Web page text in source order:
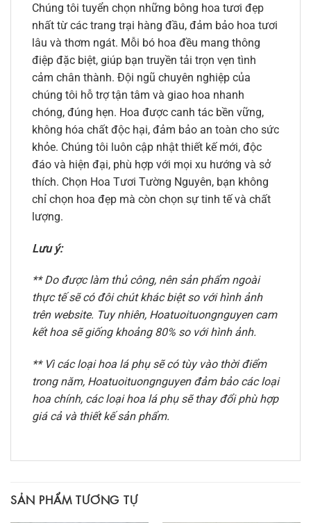
Chúng tôi tuyển chọn những bông hoa tươi đẹp
nhất từ các trang trại hàng đầu, đảm bảo hoa tươi
lâu và thơm ngát. Mỗi bó hoa đều mang thông
điệp đặc biệt, giúp bạn truyền tải trọn vẹn tình
cảm chân thành. Đội ngũ chuyên nghiệp của
chúng tôi hỗ trợ tận tâm và giao hoa nhanh
chóng, đúng hẹn. Hoa được canh tác bền vững,
không hóa chất độc hại, đảm bảo an toàn cho sức
khỏe. Chúng tôi luôn cập nhật thiết kế mới, độc
đáo và hiện đại, phù hợp với mọi xu hướng và sở
thích. Chọn Hoa Tươi Tường Nguyên, bạn không
chỉ chọn hoa đẹp mà còn chọn sự tinh tế và chất
lượng.
Lưu ý:
** Do được làm thủ công, nên sản phẩm ngoài
thực tế sẽ có đôi chút khác biệt so với hình ảnh
trên website. Tuy nhiên, Hoatuoituongnguyen cam
kết hoa sẽ giống khoảng 80% so với hình ảnh.
** Vì các loại hoa lá phụ sẽ có tùy vào thời điểm
trong năm, Hoatuoituongnguyen đảm bảo các loại
hoa chính, các loại hoa lá phụ sẽ thay đổi phù hợp
giá cả và thiết kế sản phẩm.
SẢN PHẨM TƯƠNG TỰ